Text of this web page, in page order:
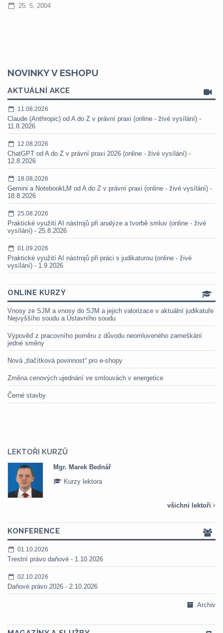
25. 5. 2004
NOVINKY V ESHOPU
AKTUÁLNÍ AKCE
11.08.2026
Claude (Anthropic) od A do Z v právní praxi (online - živé vysílání) -
11.8.2026
12.08.2026
ChatGPT od A do Z v právní praxi 2026 (online - živé vysílání) -
12.8.2026
18.08.2026
Gemini a NotebookLM od A do Z v právní praxi (online - živé vysílání) -
18.8.2026
25.08.2026
Praktické využití AI nástrojů při analýze a tvorbě smluv (online - živé
vysílání) - 25.8.2026
01.09.2026
Praktické využití AI nástrojů při práci s judikaturou (online - živé
vysílání) - 1.9.2026
ONLINE KURZY
Vnosy ze SJM a vnosy do SJM a jejich valorizace v aktuální judikatuře
Nejvyššího soudu a Ústavního soudu
Výpověď z pracovního poměru z důvodu neomluveného zameškání
jedné směny
Nová „tlačítková povinnost“ pro e-shopy
Změna cenových ujednání ve smlouvách v energetice
Černé stavby
LEKTOŘI KURZŮ
Mgr. Marek Bednář
Kurzy lektora
všichni lektoři
KONFERENCE
01.10.2026
Trestní právo daňové - 1.10.2026
02.10.2026
Daňové právo 2026 - 2.10.2026
Archiv